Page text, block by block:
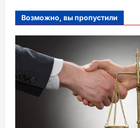
Возможно, вы пропустили